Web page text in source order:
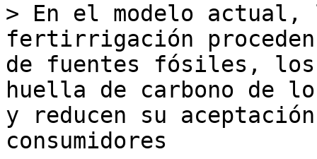
> En el modelo
fertirrigación
de fuentes fósiles, los
huella de carbono de
y reducen su
consumidores